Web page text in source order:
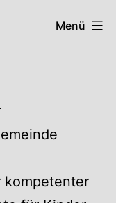
Menü
kompetenter